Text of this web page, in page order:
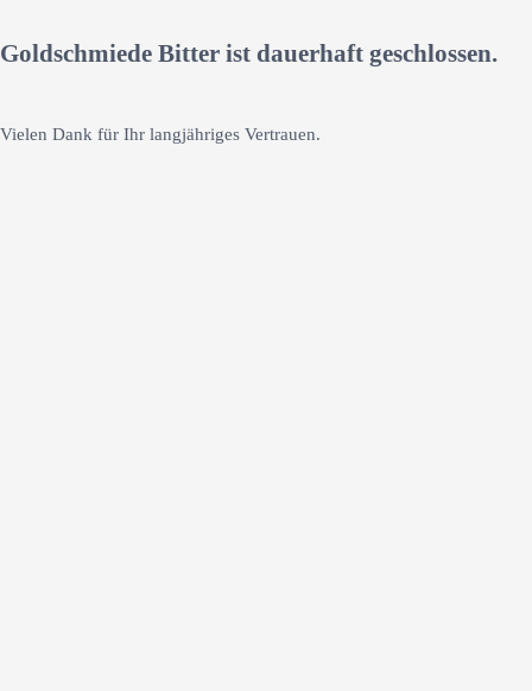
Goldschmiede Bitter ist dauerhaft geschlossen.
Vielen Dank für Ihr langjähriges Vertrauen.